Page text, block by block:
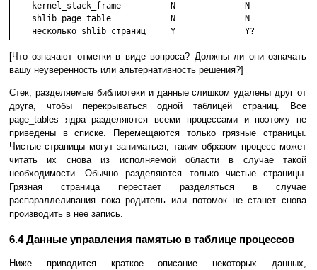
    kernel_stack_frame          N              N
    shlib page_table            N              N
    несколько shlib страниц     Y              Y?
[Что означают отметки в виде вопроса? Должны ли они означать
вашу неуверенность или альтернативность решения?]
Стек, разделяемые библиотеки и данные слишком удалены друг от
друга, чтобы перекрываться одной таблицей страниц. Все
page_tables ядра разделяются всеми процессами и поэтому не
приведены в списке. Перемещаются только грязные страницы.
Чистые страницы могут заниматься, таким образом процесс может
читать их снова из исполняемой области в случае такой
необходимости. Обычно разделяются только чистые страницы.
Грязная страница перестает разделяться в случае
распараллеливания пока родитель или потомок не станет снова
производить в нее запись.
6.4 Данные управления памятью в таблице процессов
Ниже приводится краткое описание некоторых данных,